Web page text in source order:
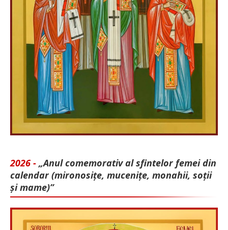
2026 - „Anul comemorativ al sfintelor femei din
calendar (mironosițe, mu­cenițe, monahii, soții
și mame)”